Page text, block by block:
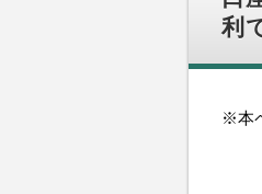
利
※本